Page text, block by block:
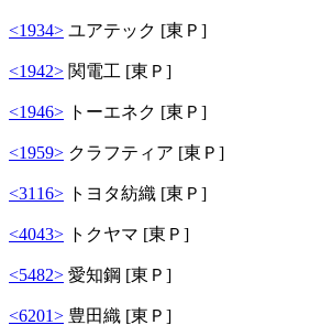
<1934> ユアテック [東Ｐ]
<1942> 関電工 [東Ｐ]
<1946> トーエネク [東Ｐ]
<1959> クラフティア [東Ｐ]
<3116> トヨタ紡織 [東Ｐ]
<4043> トクヤマ [東Ｐ]
<5482> 愛知鋼 [東Ｐ]
<6201> 豊田織 [東Ｐ]